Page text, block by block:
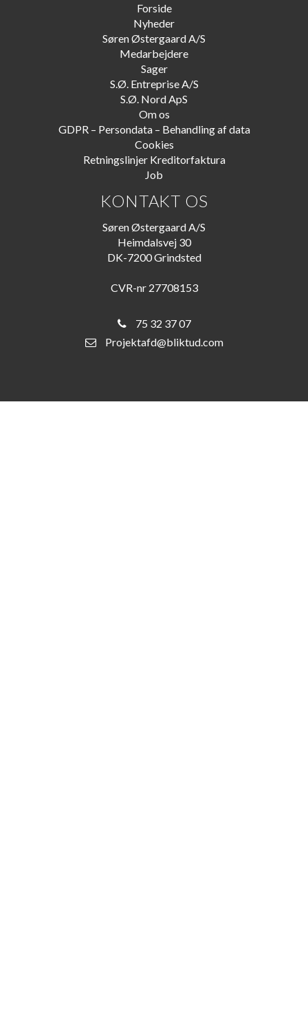
Forside
Nyheder
Søren Østergaard A/S
Medarbejdere
Sager
S.Ø. Entreprise A/S
S.Ø. Nord ApS
Om os
GDPR – Persondata – Behandling af data
Cookies
Retningslinjer Kreditorfaktura
Job
KONTAKT OS
Søren Østergaard A/S
Heimdalsvej 30
DK-7200 Grindsted
CVR-nr 27708153
75 32 37 07
Projektafd@bliktud.com